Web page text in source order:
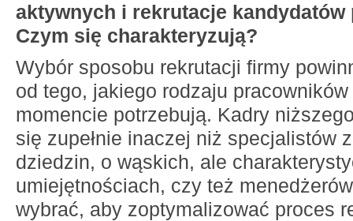
aktywnych i rekrutacje kandydatów
Czym się charakteryzują?
Wybór sposobu rekrutacji firmy
od tego, jakiego rodzaju
momencie potrzebują. Kadry
się zupełnie inaczej niż specjalistów
dziedzin, o wąskich, ale
umiejętnościach, czy też
wybrać, aby zoptymalizować proces